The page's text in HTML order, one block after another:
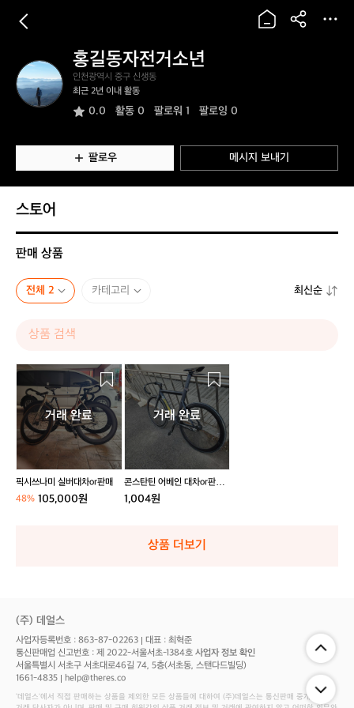
홍
길
동
거
년
홍길동자전거소년
인천광역시 중구 신생동
최근 2년 이내 활동
0.0 활동 0 팔로워 1 팔로잉 0
팔로우 메시지 보내기
스토어
판매 상품
전체 2 카테고리 최신순
픽
시
쓰
나
미
실
버
대
차
o
거래 완료
픽시쓰나미 실버대차or판매
48% 105,000원
콘
스
탄
대
차
o
거래 완료
콘스탄틴 어베인 대차or판매
급처
1,004원
상품 더보기
(주) 데얼스
사업자등록번호 : 863-87-02263 대표 : 최혁준
통신판매업 신고번호 : 제 2022-서울서초-1384호 사업자 정보 확인
서울특별시 서초구 서초대로46길 74, 5층(서초동, 스탠다드빌딩)
1661-4835
help@theres.co
‘데얼스'에서 직접 판매하는 상품을 제외한 모든 상품들에 대하여 (주)데얼스는 통신판매 중개자로서